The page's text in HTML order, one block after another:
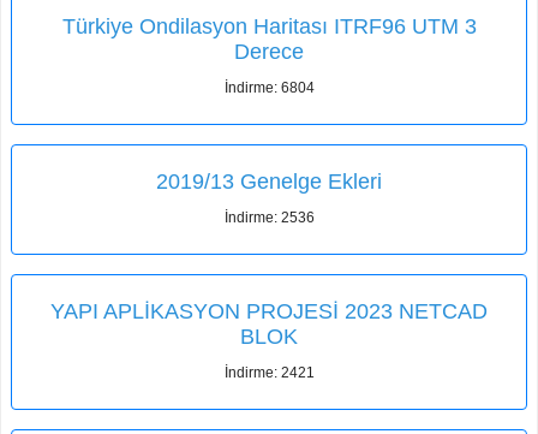
Türkiye Ondilasyon Haritası ITRF96 UTM 3
Derece
İndirme: 6804
2019/13 Genelge Ekleri
İndirme: 2536
YAPI APLİKASYON PROJESİ 2023 NETCAD
BLOK
İndirme: 2421